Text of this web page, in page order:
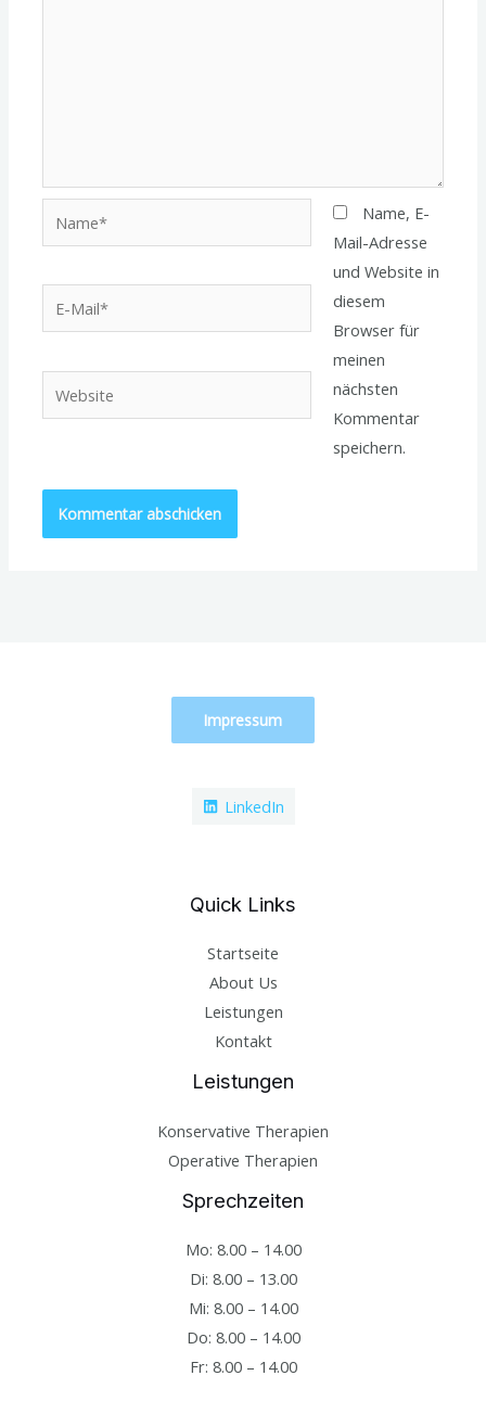
Mail*
Name, E-
Mail-Adresse
und Website in
diesem
Browser für
meinen
nächsten
Kommentar
speichern.
Impressum
LinkedIn
Quick Links
Startseite
About Us
Leistungen
Kontakt
Leistungen
Konservative Therapien
Operative Therapien
Sprechzeiten
Mo: 8.00 – 14.00
Di: 8.00 – 13.00
Mi: 8.00 – 14.00
Do: 8.00 – 14.00
Fr: 8.00 – 14.00